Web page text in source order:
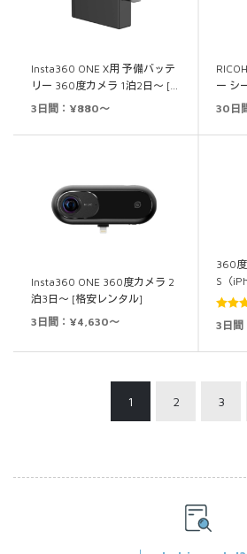
Insta360 ONE X用 予備バッテ
リー 360度カメラ 1泊2日～ […
3日間：¥880～
ー シ
30日
Insta360 ONE 360度カメラ 2
泊3日～ [格安レンタル]
3日間：¥4,630～
360
S（
5段階
3日
1 2 3